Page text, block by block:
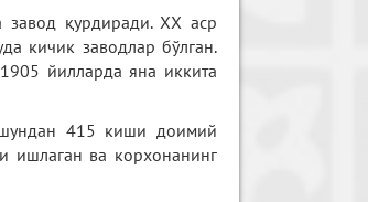
қурдиради. XX аср
кичик заводлар бўлган.
йилларда яна иккита
415 киши доимий
ишлаган ва корхонанинг